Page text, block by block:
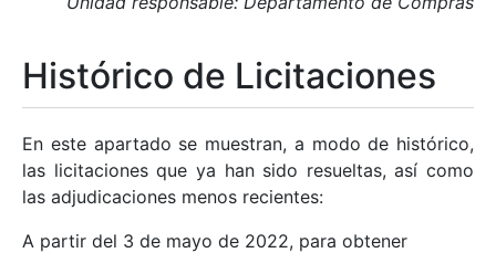
Mostrar/Ocultar
Mostrar/Ocultar
Histórico de Licitaciones
En este apartado se muestran, a modo de histórico,
las licitaciones que ya han sido resueltas, así como
las adjudicaciones menos recientes:
A partir del 3 de mayo de 2022, para obtener